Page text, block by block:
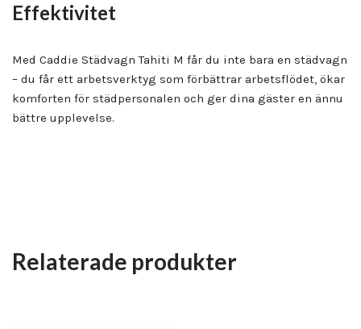
Effektivitet
Med Caddie Städvagn Tahiti M får du inte bara en städvagn
– du får ett arbetsverktyg som förbättrar arbetsflödet, ökar
komforten för städpersonalen och ger dina gäster en ännu
bättre upplevelse.
Relaterade produkter